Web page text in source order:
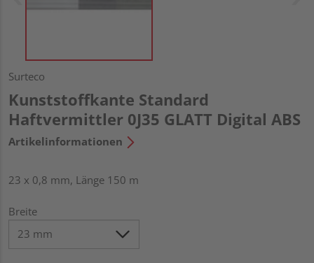
Surteco
Kunststoffkante Standard
Haftvermittler 0J35 GLATT Digital ABS
Artikelinformationen
23 x 0,8 mm, Länge 150 m
Breite